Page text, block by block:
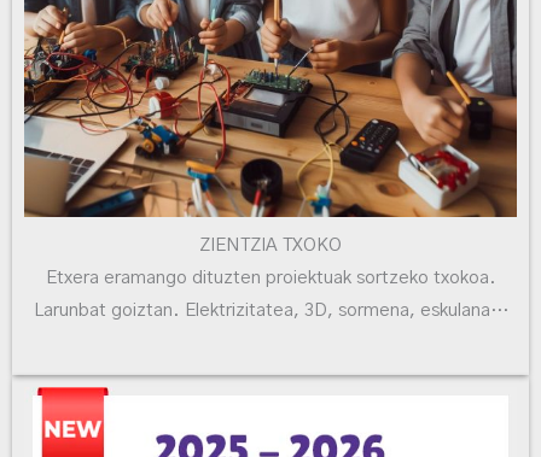
ZIENTZIA TXOKO
Etxera eramango dituzten proiektuak sortzeko txokoa.
Larunbat goiztan. Elektrizitatea, 3D, sormena, eskulana…